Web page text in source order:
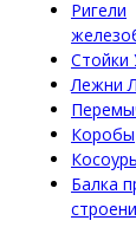
Ригели
Стойки
Лежни
Коробы
Балка